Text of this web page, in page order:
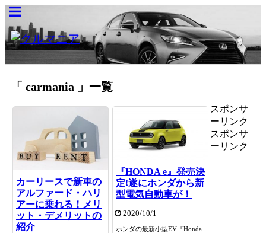
「 carmania 」一覧
カーリースで新車の
アルファード・ハリ
アーに乗れる！メリ
ット・デメリットの
紹介
『HONDA e』発売決
定!遂にホンダから新
型電気自動車が！
2020/10/1
ホンダの最新小型EV『Honda
スポンサ
ーリンク
スポンサ
ーリンク